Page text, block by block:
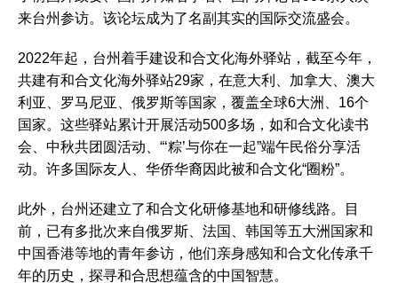
来台州参访。该论坛成为了名副其实的国际交流盛会。
2022年起，台州着手建设和合文化海外驿站，截至今年，
共建有和合文化海外驿站29家，在意大利、加拿大、澳大
利亚、罗马尼亚、俄罗斯等国家，覆盖全球6大洲、16个
国家。这些驿站累计开展活动500多场，如和合文化读书
会、中秋共团圆活动、“‘粽’与你在一起”端午民俗分享活
动。许多国际友人、华侨华裔因此被和合文化“圈粉”。
此外，台州还建立了和合文化研修基地和研修线路。目
前，已有多批次来自俄罗斯、法国、韩国等五大洲国家和
中国香港等地的青年参访，他们亲身感知和合文化传承千
年的历史，探寻和合思想蕴含的中国智慧。